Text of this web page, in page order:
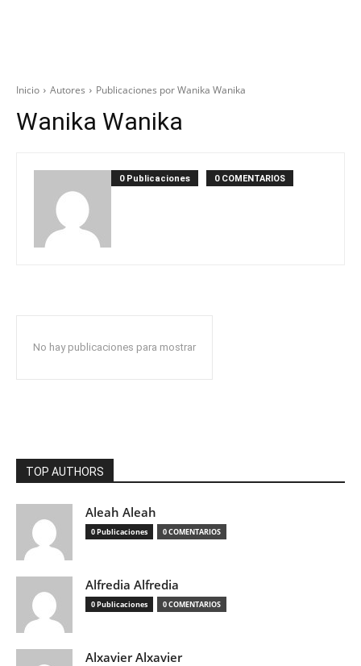
Inicio Autores Publicaciones por Wanika Wanika
Wanika Wanika
0 Publicaciones 0 COMENTARIOS
No hay publicaciones para mostrar
TOP AUTHORS
Aleah Aleah
0 Publicaciones 0 COMENTARIOS
Alfredia Alfredia
0 Publicaciones 0 COMENTARIOS
Alxavier Alxavier